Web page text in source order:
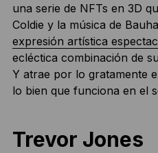
una serie de NFTs en 3D
Coldie y la música de
expresión artística
ecléctica combinación de
Y atrae por lo gratamente
lo bien que funciona en el
Trevor Jones